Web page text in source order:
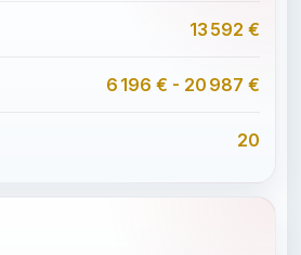
13 592 €
6 196 € - 20 987 €
20